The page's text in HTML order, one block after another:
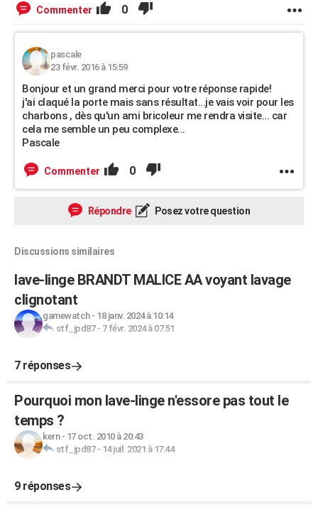
Commenter 0
pascale
23 févr. 2016 à 15:59
Bonjour et un grand merci pour votre réponse rapide!
j'ai claqué la porte mais sans résultat...je vais voir pour les
charbons , dès qu'un ami bricoleur me rendra visite... car
cela me semble un peu complexe...
Pascale
Commenter 0
Répondre Posez votre question
Discussions similaires
lave-linge BRANDT MALICE AA voyant lavage
clignotant
gamewatch- 18 janv. 2024 à 10:14
stf_jpd87- 7 févr. 2024 à 07:51
7 réponses
Pourquoi mon lave-linge n'essore pas tout le
temps ?
kern- 17 oct. 2010 à 20:43
stf_jpd87- 14 juil. 2021 à 17:44
9 réponses